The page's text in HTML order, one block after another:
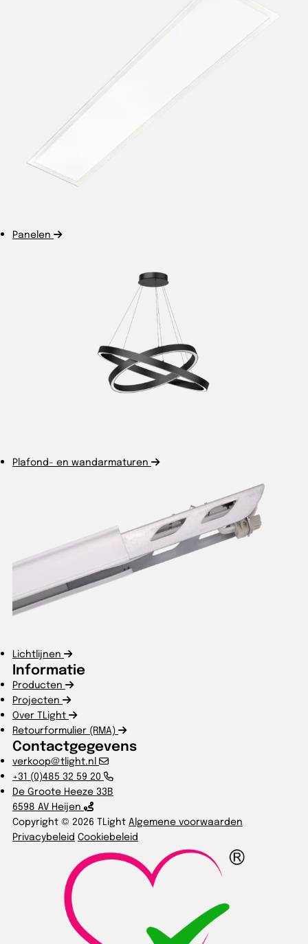
Panelen
Plafond- en wandarmaturen
Lichtlijnen
Informatie
Producten
Projecten
Over TLight
Retourformulier (RMA)
Contactgegevens
verkoop@tlight.nl
+31 (0)485 32 59 20
De Groote Heeze 33B
6598 AV Heijen
Copyright © 2026 TLight Algemene voorwaarden
Privacybeleid Cookiebeleid